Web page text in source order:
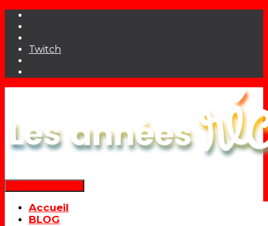
Twitch
Accueil
BLOG